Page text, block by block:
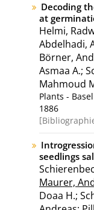
Decoding
at
Helmi,
Abdelhadi,
Börner,
Asmaa A.;
Mahmoud
Plants -
1886
seedlings
Maurer,
Doaa H.;